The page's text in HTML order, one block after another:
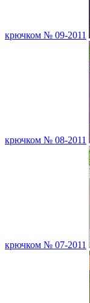
крючком № 09-2011
крючком № 08-2011
крючком № 07-2011